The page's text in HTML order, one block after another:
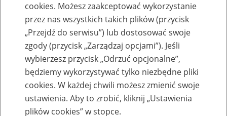
Aktualności
Inne
lipca
cookies. Możesz zaakceptować wykorzystanie
przez nas wszystkich takich plików (przycisk
„Przejdź do serwisu”) lub dostosować swoje
zgody (przycisk „Zarządzaj opcjami”). Jeśli
wybierzesz przycisk „Odrzuć opcjonalne”,
będziemy wykorzystywać tylko niezbędne pliki
cookies. W każdej chwili możesz zmienić swoje
ustawienia. Aby to zrobić, kliknij „Ustawienia
plików cookies” w stopce.